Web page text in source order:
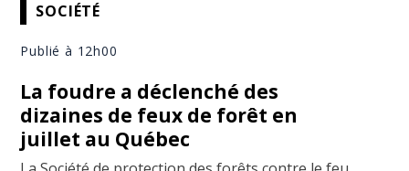
SOCIÉTÉ
Publié à 12h00
La foudre a déclenché des
dizaines de feux de forêt en
juillet au Québec